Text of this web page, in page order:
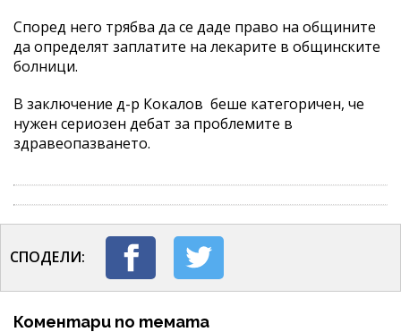
Според него трябва да се даде право на общините
да определят заплатите на лекарите в общинските
болници.
В заключение д-р Кокалов беше категоричен, че
нужен сериозен дебат за проблемите в
здравеопазването.
СПОДЕЛИ:
Коментари по темата